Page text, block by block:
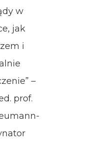
w
jak
i
–
prof.